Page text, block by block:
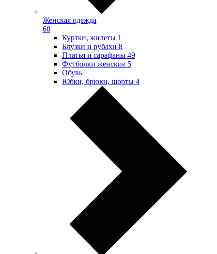
Женская одежда
68
Куртки, жилеты 1
Блузки и рубахи 8
Платья и сарафаны 49
Футболки женские 5
Обувь
Юбки, брюки, шорты 4